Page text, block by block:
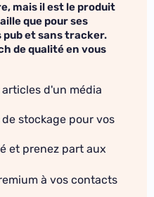
mais il est le produit
que pour ses
pub et sans tracker.
de qualité en vous
d'un média
de stockage pour vos
et prenez part aux
à vos contacts